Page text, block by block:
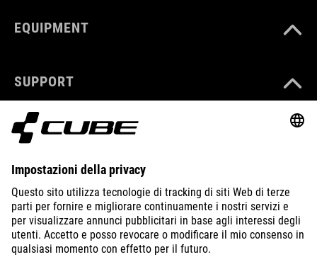
EQUIPMENT
SUPPORT
ABOUT US
EXPLORE